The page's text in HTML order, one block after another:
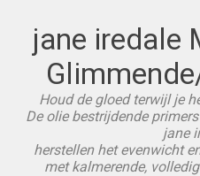
jane iredale
Houd de gloed terwijl je
De olie bestrijdende
jane
herstellen het evenwicht
met kalmerende,